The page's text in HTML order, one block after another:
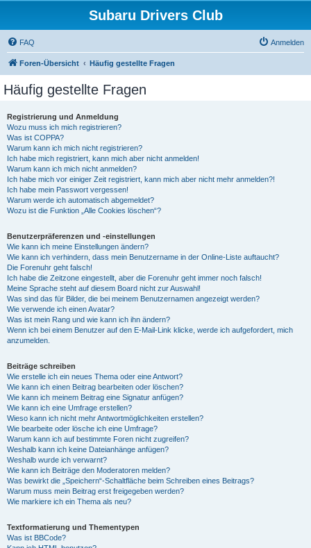
Subaru Drivers Club
FAQ Anmelden
Foren-Übersicht Häufig gestellte Fragen
Häufig gestellte Fragen
Registrierung und Anmeldung
Wozu muss ich mich registrieren?
Was ist COPPA?
Warum kann ich mich nicht registrieren?
Ich habe mich registriert, kann mich aber nicht anmelden!
Warum kann ich mich nicht anmelden?
Ich habe mich vor einiger Zeit registriert, kann mich aber nicht mehr anmelden?!
Ich habe mein Passwort vergessen!
Warum werde ich automatisch abgemeldet?
Wozu ist die Funktion „Alle Cookies löschen“?
Benutzerpräferenzen und -einstellungen
Wie kann ich meine Einstellungen ändern?
Wie kann ich verhindern, dass mein Benutzername in der Online-Liste auftaucht?
Die Forenuhr geht falsch!
Ich habe die Zeitzone eingestellt, aber die Forenuhr geht immer noch falsch!
Meine Sprache steht auf diesem Board nicht zur Auswahl!
Was sind das für Bilder, die bei meinem Benutzernamen angezeigt werden?
Wie verwende ich einen Avatar?
Was ist mein Rang und wie kann ich ihn ändern?
Wenn ich bei einem Benutzer auf den E-Mail-Link klicke, werde ich aufgefordert, mich
anzumelden.
Beiträge schreiben
Wie erstelle ich ein neues Thema oder eine Antwort?
Wie kann ich einen Beitrag bearbeiten oder löschen?
Wie kann ich meinem Beitrag eine Signatur anfügen?
Wie kann ich eine Umfrage erstellen?
Wieso kann ich nicht mehr Antwortmöglichkeiten erstellen?
Wie bearbeite oder lösche ich eine Umfrage?
Warum kann ich auf bestimmte Foren nicht zugreifen?
Weshalb kann ich keine Dateianhänge anfügen?
Weshalb wurde ich verwarnt?
Wie kann ich Beiträge den Moderatoren melden?
Was bewirkt die „Speichern“-Schaltfläche beim Schreiben eines Beitrags?
Warum muss mein Beitrag erst freigegeben werden?
Wie markiere ich ein Thema als neu?
Textformatierung und Thementypen
Was ist BBCode?